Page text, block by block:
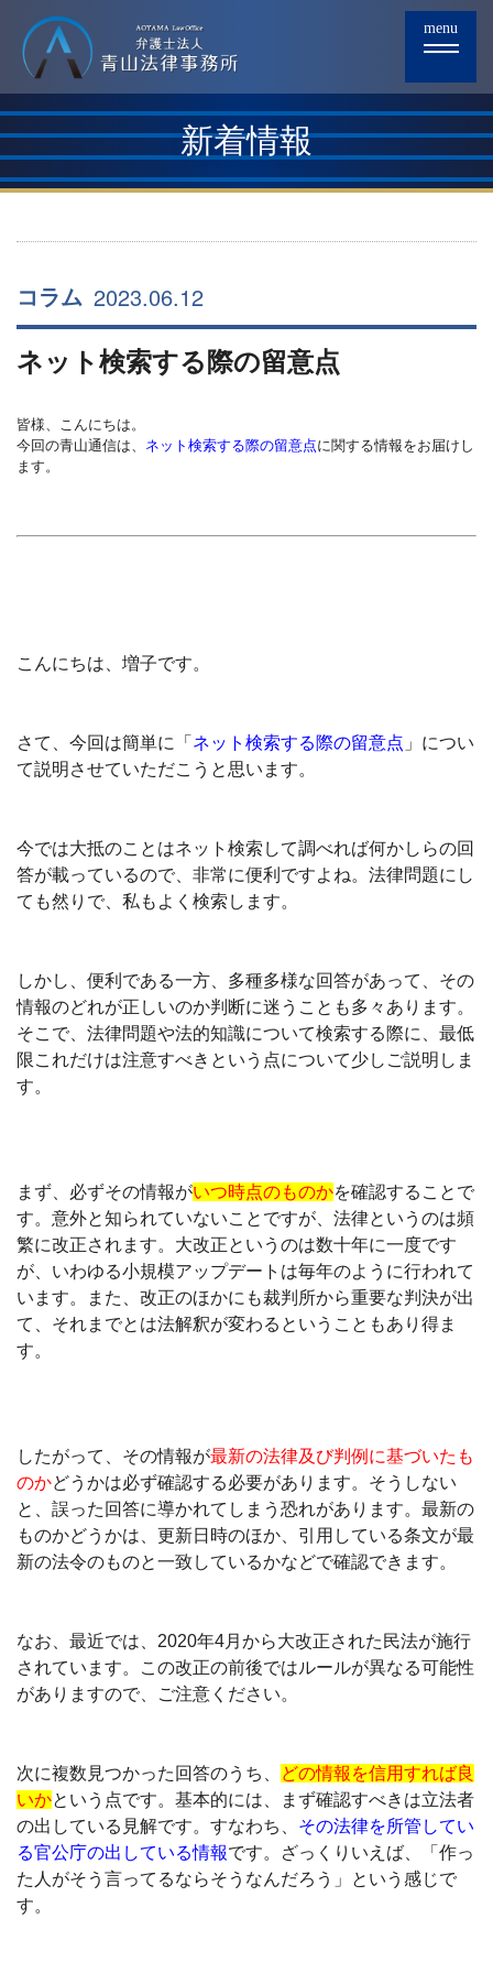
menu
新着情報
コラム 2023.06.12
ネット検索する際の留意点
皆様、こんにちは。
今回の青山通信は、 ネット検索する際の留意点に関する情報をお届けし
ます。
こんにちは、増子です。
さて、今回は簡単に「 ネット検索する際の留意点 」につい
て説明させていただこうと思います。
今では大抵のことはネット検索して調べれば何かしらの回
答が載っているので、非常に便利ですよね。法律問題にし
ても然りで、私もよく検索します。
しかし、便利である一方、多種多様な回答があって、その
情報のどれが正しいのか判断に迷うことも多々あります。
そこで、法律問題や法的知識について検索する際に、最低
限これだけは注意すべきという点について少しご説明しま
す。
まず、必ずその情報がいつ時点のものかを確認することで
す。意外と知られていないことですが、法律というのは頻
繁に改正されます。大改正というのは数十年に一度です
が、いわゆる小規模アップデートは毎年のように行われて
います。また、改正のほかにも裁判所から重要な判決が出
て、それまでとは法解釈が変わるということもあり得ま
す。
したがって、その情報が最新の法律及び判例に基づいたも
のかどうかは必ず確認する必要があります。そうしない
と、誤った回答に導かれてしまう恐れがあります。最新の
ものかどうかは、更新日時のほか、引用している条文が最
新の法令のものと一致しているかなどで確認できます。
なお、最近では、2020年4月から大改正された民法が施行
されています。この改正の前後ではルールが異なる可能性
がありますので、ご注意ください。
次に複数見つかった回答のうち、
どの情報を信用すれば良
いかという点です。基本的には、まず確認すべきは立法者
の出している見解です。すなわち、 その法律を所管してい
る官公庁の出している情報です。ざっくりいえば、「作っ
た人がそう言ってるならそうなんだろう」という感じで
す。